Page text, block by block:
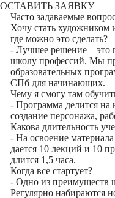
ОСТАВИТЬ ЗАЯВКУ
Часто задаваемые
Хочу стать художником
где можно это сделать?
- Лучшее решение – это
школу профессий. Мы
образовательных
СПб для начинающих.
Чему я смогу там
- Программа делится на
создание персонажа,
Какова длительность
- На освоение
дается 10 лекций и 10
длится 1,5 часа.
Когда все стартует?
- Одно из преимуществ
Регулярно набираются